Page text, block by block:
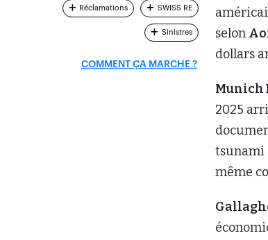
selon
dollars
Munich
2025
tsunami
même
Réclamations SWISS RE
Sinistres
COMMENT ÇA MARCHE ?